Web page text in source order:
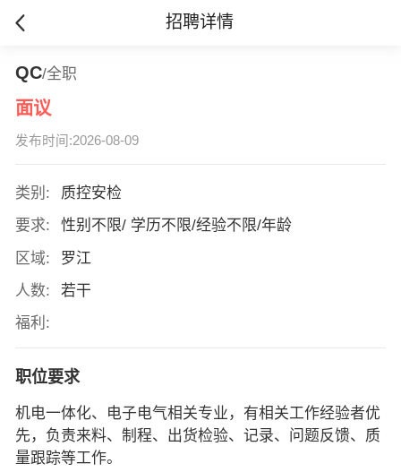
招聘详情
QC/全职
面议
发布时间:2026-08-09
类别:
质控安检
要求:
性别不限/ 学历不限/经验不限/年龄
区域:
罗江
人数:
若干
福利:
职位要求
机电一体化、电子电气相关专业，有相关工作经验者优
先，负责来料、制程、出货检验、记录、问题反馈、质
量跟踪等工作。